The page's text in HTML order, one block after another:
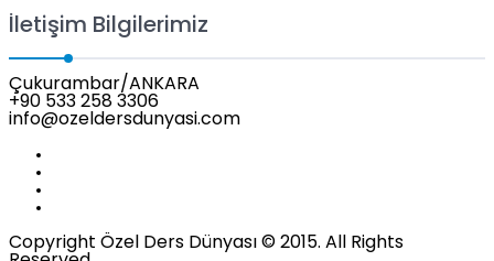
İletişim Bilgilerimiz
Çukurambar/ANKARA
+90 533 258 3306
info@ozeldersdunyasi.com
Copyright Özel Ders Dünyası © 2015. All Rights